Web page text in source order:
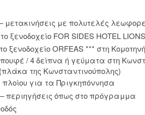
με πολυτελές
ξενοδοχείο FOR SIDES HOTEL LIONS
ξενοδοχείοORFEAS*** στη Κομοτηνή
/ 4 δείπνα ή γεύματα στη
της Κωνσταντινούπολης)
πλοίου για τα Πριγκηπόννησα
περιηγήσεις όπως στο πρόγραμμα